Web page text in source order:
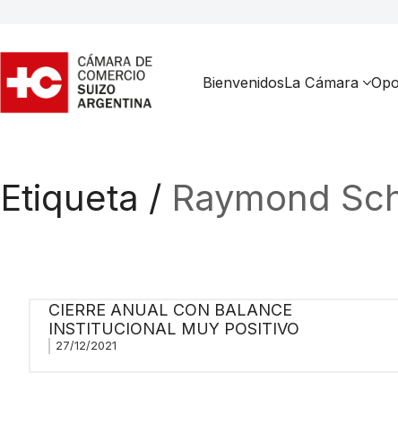
BienvenidosLa Cámara
Etiqueta / Raymond
CIERRE ANUAL CON BALANCE
INSTITUCIONAL MUY POSITIVO
27/12/2021